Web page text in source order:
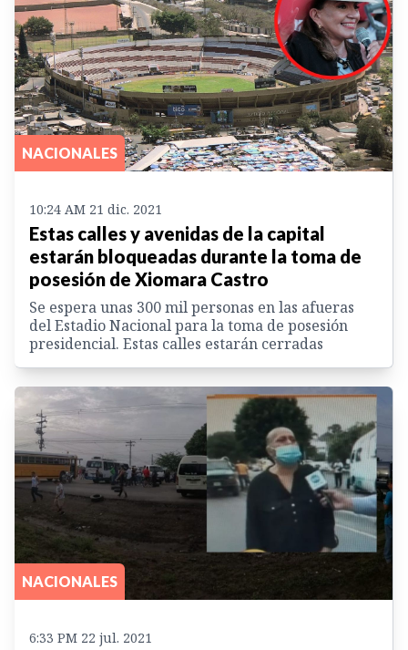
NACIONALES
10:24 AM 21 dic. 2021
Estas calles y avenidas de la capital
estarán bloqueadas durante la toma de
posesión de Xiomara Castro
Se espera unas 300 mil personas en las afueras
del Estadio Nacional para la toma de posesión
presidencial. Estas calles estarán cerradas
NACIONALES
6:33 PM 22 jul. 2021